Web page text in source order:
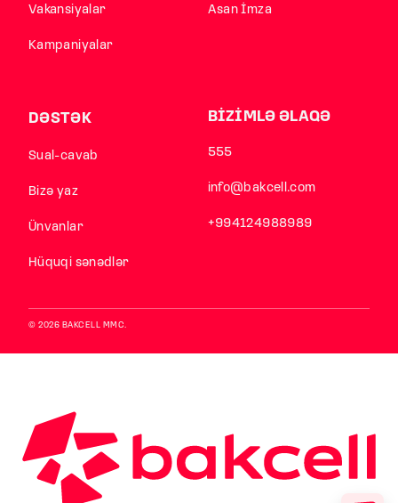
Vakansiyalar
Kampaniyalar
Asan İmza
DƏSTƏK
Sual-cavab
Bizə yaz
Ünvanlar
Hüquqi sənədlər
BİZİMLƏ ƏLAQƏ
555
info@bakcell.com
+994124988989
© 2026 BAKCELL MMC.